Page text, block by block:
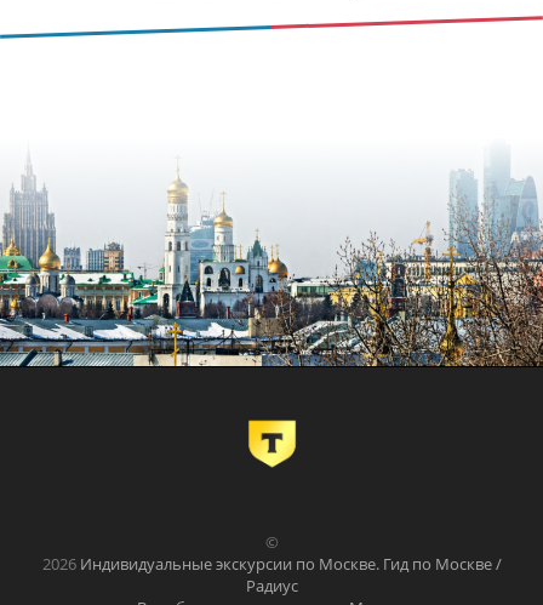
©
2026 Индивидуальные экскурсии по Москве. Гид по Москве /
Радиус